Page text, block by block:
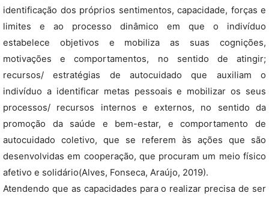
identificação dos próprios sentimentos, capacidade, forças e
limites e ao processo dinâmico em que o indivíduo
estabelece objetivos e mobiliza as suas cognições,
motivações e comportamentos, no sentido de atingir;
recursos/ estratégias de autocuidado que auxiliam o
indivíduo a identificar metas pessoais e mobilizar os seus
processos/ recursos internos e externos, no sentido da
promoção da saúde e bem-estar, e comportamento de
autocuidado coletivo, que se referem às ações que são
desenvolvidas em cooperação, que procuram um meio físico
afetivo e solidário(Alves, Fonseca, Araújo, 2019).
Atendendo que as capacidades para o realizar precisa de ser